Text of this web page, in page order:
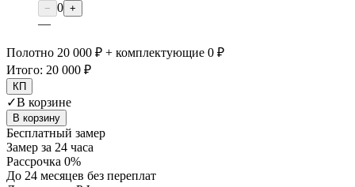
− 0 +
—
Полотно 20 000 ₽ + комплектующие 0 ₽
Итого: 20 000 ₽
КП
✓В корзине
В корзину
Бесплатный замер
Замер за 24 часа
Рассрочка 0%
До 24 месяцев без переплат